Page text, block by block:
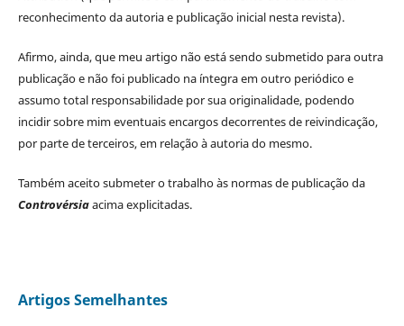
reconhecimento da autoria e publicação inicial nesta revista).
Afirmo, ainda, que meu artigo não está sendo submetido para outra
publicação e não foi publicado na íntegra em outro periódico e
assumo total responsabilidade por sua originalidade, podendo
incidir sobre mim eventuais encargos decorrentes de reivindicação,
por parte de terceiros, em relação à autoria do mesmo.
Também aceito submeter o trabalho às normas de publicação da
Controvérsiaacima explicitadas.
Artigos Semelhantes